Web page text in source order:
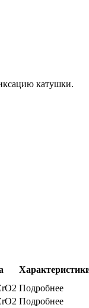
катушки.
Подробнее
Подробнее